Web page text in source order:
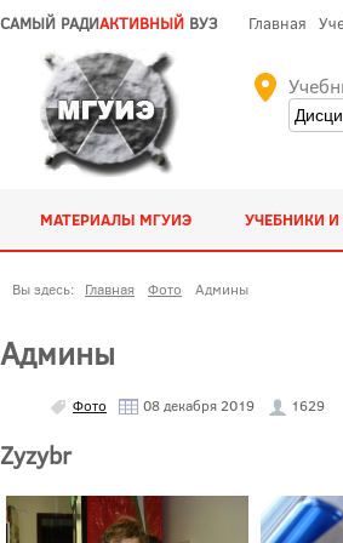
САМЫЙ РАДИАКТИВНЫЙ ВУЗ Главная
МАТЕРИАЛЫ МГУИЭ УЧЕБНИКИ
Вы здесь: Главная Фото Админы
Админы
Фото 08 декабря 2019 1629
Zyzybr